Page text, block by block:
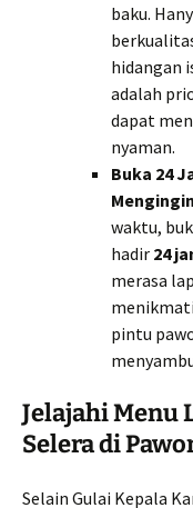
baku.
hidangan
adalah
dapat
nyaman.
Buka 24
waktu,
hadir 24
merasa
pintu
Jelajahi Menu
Selera di
Selain Gulai Kepala